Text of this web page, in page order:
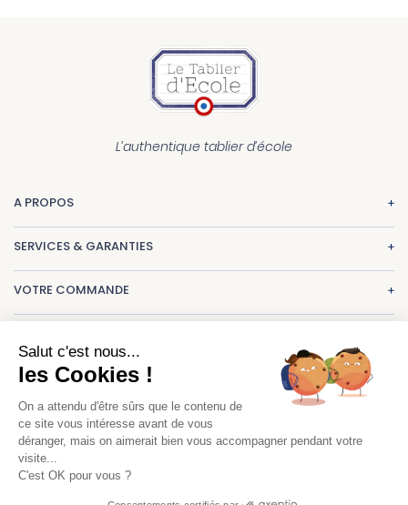
L’authentique tablier d’école
A PROPOS
CGV
Mentions légales
SERVICES & GARANTIES
Suivi de commande
Guide des tailles
VOTRE COMMANDE
Une question ? Consultez nosFAQ
contact@letablierdecole.com
01.47.77.66.00
du lundi au vendredi.
9h-13h 14h-17h.
Nous sommes à votre écoute :
Maylis Boussac :mboussac@letablierdecole.com
8 rue du colonel de Rochebrune Rueil-Malmaison
Salut c'est nous...
les Cookies !
On a attendu d'être sûrs que le contenu de
ce site vous intéresse avant de vous
déranger, mais on aimerait bien vous accompagner pendant votre
visite...
C'est OK pour vous ?